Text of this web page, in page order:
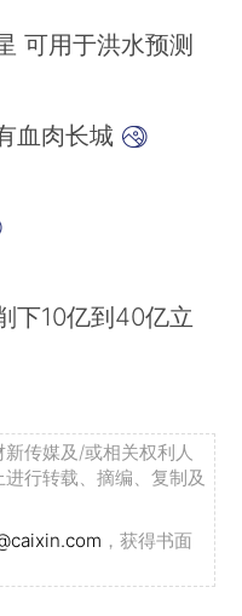
可用于洪水预测
血肉长城
下10亿到40亿立
传媒及/或相关权利人
行转载、摘编、复制及
，获得书面